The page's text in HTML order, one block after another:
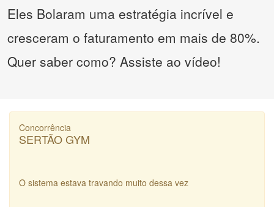
Eles Bolaram uma estratégia incrível e
cresceram o faturamento em mais de 80%.
Quer saber como? Assiste ao vídeo!
Concorrência
SERTÃO GYM
O sistema estava travando muito dessa vez